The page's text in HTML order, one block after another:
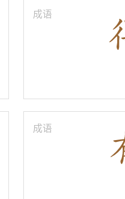
成语
成语